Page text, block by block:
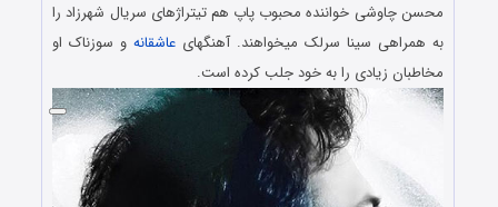
محسن چاوشی خواننده محبوب پاپ هم تیتراژهای سریال شهرزاد را
به همراهی سینا سرلک میخواهند. آهنگهای عاشقانهو سوزناک او
مخاطبان زیادی را به خود جلب کرده است.